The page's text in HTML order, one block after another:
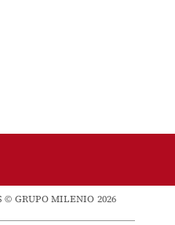
© GRUPO MILENIO 2026